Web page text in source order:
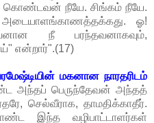
நீயே. சிங்கம் நீயே.
ஓ!
நீ பரந்தவனாகவும்,
என்றார்".(17)
மகனான நாரதரிடம்
அந்தப் பெருந்தேவன் அந்தத்
செல்வீராக, தாமதிக்காதீர்.
இந்த வழிபாட்டாளர்கள்